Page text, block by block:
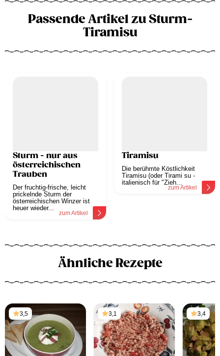
Passende Artikel zu Sturm-
Tiramisu
Sturm - nur aus
österreichischen
Trauben
Der fruchtig-frische, leicht
prickelnde Sturm der
österreichischen Winzer ist
heuer wieder...
zum Artikel
Tiramisu
Die berühmte Köstlichkeit
Tiramisu (oder Tirami su -
italienisch für "Zieh...
zum Artikel
Ähnliche Rezepte
3,5 3,1 3,4